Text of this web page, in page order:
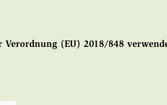
(EU) 2018/848